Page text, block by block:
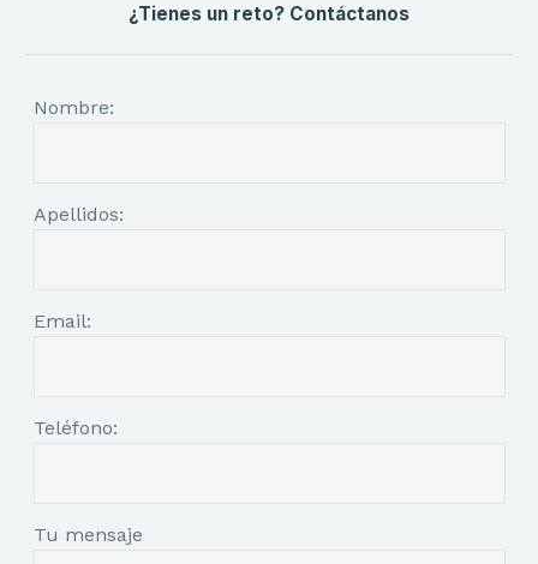
¿Tienes un reto? Contáctanos
Nombre:
Apellidos:
Email:
Teléfono:
Tu mensaje